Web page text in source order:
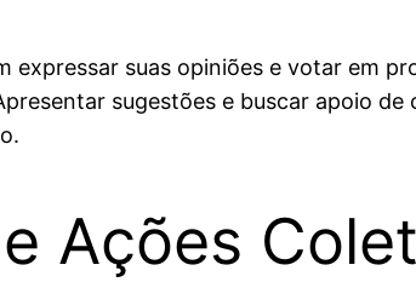
suas opiniões e votar em
sugestões e buscar apoio de
Ações